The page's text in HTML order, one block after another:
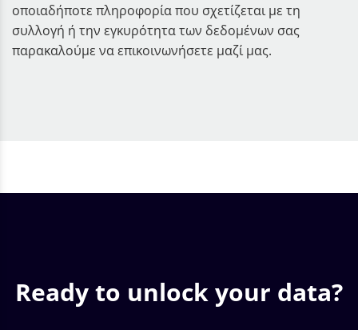
οποιαδήποτε πληροφορία που σχετίζεται με τη
συλλογή ή την εγκυρότητα των δεδομένων σας
παρακαλούμε να επικοινωνήσετε μαζί μας.
Ready to unlock your data?